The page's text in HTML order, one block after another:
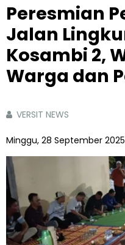
Peresmian
Jalan
Kosambi 2,
Warga dan
VERSIT NEWS
Minggu, 28 September 2025